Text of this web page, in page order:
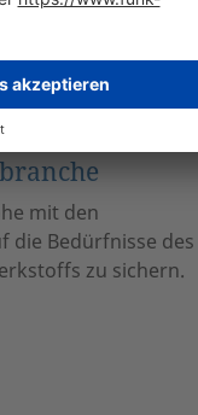
von
und
mit den
die Bedürfnisse des
zu sichern.